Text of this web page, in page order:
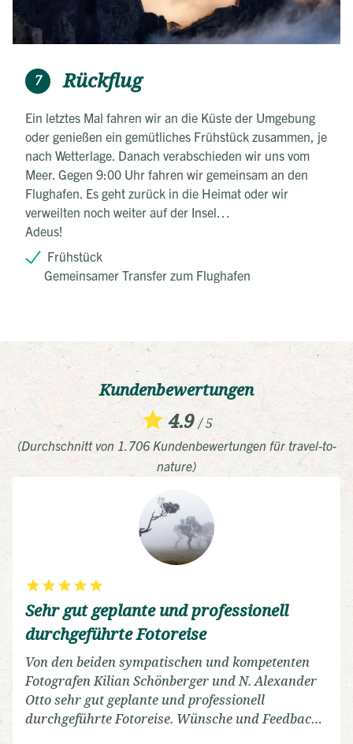
7 Rückflug
Ein letztes Mal fahren wir an die Küste der Umgebung
oder genießen ein gemütliches Frühstück zusammen, je
nach Wetterlage. Danach verabschieden wir uns vom
Meer. Gegen 9:00 Uhr fahren wir gemeinsam an den
Flughafen. Es geht zurück in die Heimat oder wir
verweilten noch weiter auf der Insel…
Adeus!
Frühstück
Gemeinsamer Transfer zum Flughafen
Kundenbewertungen
4.9/ 5
(Durchschnitt von 1.706 Kundenbewertungen für travel-to-
nature)
Sehr gut geplante und professionell
durchgeführte Fotoreise
Von den beiden sympatischen und kompetenten
Fotografen Kilian Schönberger und N. Alexander
Otto sehr gut geplante und professionell
durchgeführte Fotoreise. Wünsche und Feedback